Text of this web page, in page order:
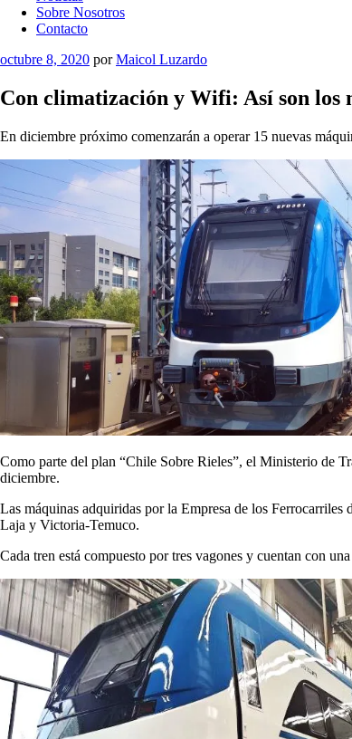
Sobre Nosotros
Contacto
Publicado
octubre 8, 2020 porMaicol Luzardo
Con climatización y Wifi: Así son los
En diciembre próximo comenzarán a operar 15 nuevas
Como parte del plan “Chile Sobre Rieles”, el Ministerio de
diciembre.
Las máquinas adquiridas por la Empresa de los
Laja y Victoria-Temuco.
Cada tren está compuesto por tres vagones y cuentan con